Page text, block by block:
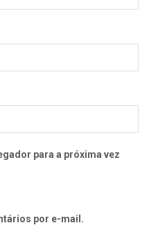
para a próxima vez
por e-mail.